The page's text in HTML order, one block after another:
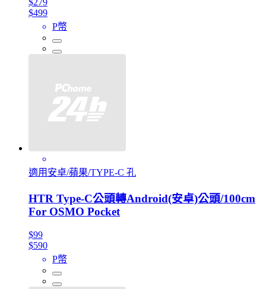
$499
P幣
適用安卓/蘋果/TYPE-C 孔
HTR Type-C公頭轉Android(安卓)公頭/100cm
For OSMO Pocket
$99
$590
P幣